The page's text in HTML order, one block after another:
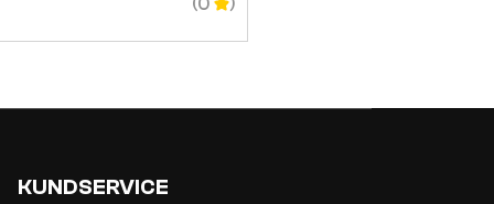
KUNDSERVICE